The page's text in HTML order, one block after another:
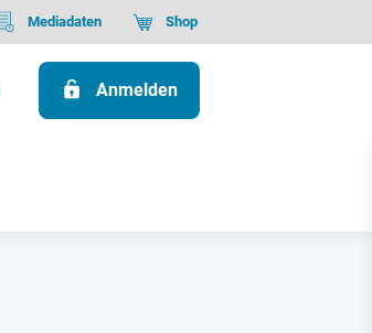
Mediadaten Shop
Anmelden